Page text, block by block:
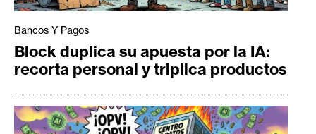
Bancos Y Pagos
Block duplica su apuesta por la IA:
recorta personal y triplica productos